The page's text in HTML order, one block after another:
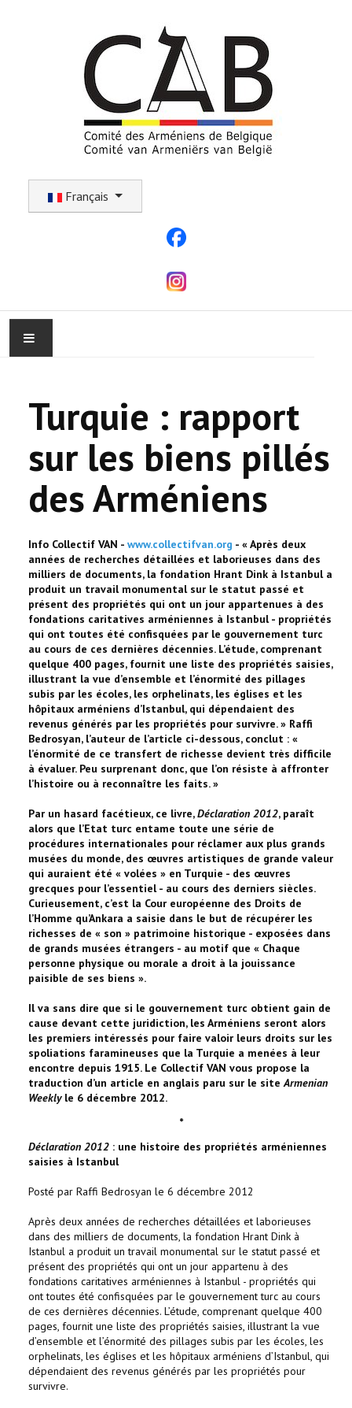
Français
ACTUALITÉ
COMMUNAUTÉ
EVÉNEMENTS
EGLISE
LE CENTRE
CONTACT
Turquie : rapport
sur les biens pillés
des Arméniens
Info Collectif VAN - www.collectifvan.org - « Après deux
années de recherches détaillées et laborieuses dans des
milliers de documents, la fondation Hrant Dink à Istanbul a
produit un travail monumental sur le statut passé et
présent des propriétés qui ont un jour appartenues à des
fondations caritatives arméniennes à Istanbul - propriétés
qui ont toutes été confisquées par le gouvernement turc
au cours de ces dernières décennies. L’étude, comprenant
quelque 400 pages, fournit une liste des propriétés saisies,
illustrant la vue d’ensemble et l’énormité des pillages
subis par les écoles, les orphelinats, les églises et les
hôpitaux arméniens d’Istanbul, qui dépendaient des
revenus générés par les propriétés pour survivre. » Raffi
Bedrosyan, l’auteur de l’article ci-dessous, conclut : «
l’énormité de ce transfert de richesse devient très difficile
à évaluer. Peu surprenant donc, que l’on résiste à affronter
l’histoire ou à reconnaître les faits. »
Par un hasard facétieux, ce livre,Déclaration 2012, paraît
alors que l’Etat turc entame toute une série de
procédures internationales pour réclamer aux plus grands
musées du monde, des œuvres artistiques de grande valeur
qui auraient été « volées » en Turquie - des œuvres
grecques pour l’essentiel - au cours des derniers siècles.
Curieusement, c’est la Cour européenne des Droits de
l’Homme qu’Ankara a saisie dans le but de récupérer les
richesses de « son » patrimoine historique - exposées dans
de grands musées étrangers - au motif que « Chaque
personne physique ou morale a droit à la jouissance
paisible de ses biens ».
Il va sans dire que si le gouvernement turc obtient gain de
cause devant cette juridiction, les Arméniens seront alors
les premiers intéressés pour faire valoir leurs droits sur les
spoliations faramineuses que la Turquie a menées à leur
encontre depuis 1915. Le Collectif VAN vous propose la
traduction d’un article en anglais paru sur le siteArmenian
Weeklyle 6 décembre 2012.
*
Déclaration 2012 : une histoire des propriétés arméniennes
saisies à Istanbul
Posté par Raffi Bedrosyan le 6 décembre 2012
Après deux années de recherches détaillées et laborieuses
dans des milliers de documents, la fondation Hrant Dink à
Istanbul a produit un travail monumental sur le statut passé et
présent des propriétés qui ont un jour appartenu à des
fondations caritatives arméniennes à Istanbul - propriétés qui
ont toutes été confisquées par le gouvernement turc au cours
de ces dernières décennies. L’étude, comprenant quelque 400
pages, fournit une liste des propriétés saisies, illustrant la vue
d’ensemble et l’énormité des pillages subis par les écoles, les
orphelinats, les églises et les hôpitaux arméniens d’Istanbul, qui
dépendaient des revenus générés par les propriétés pour
survivre.